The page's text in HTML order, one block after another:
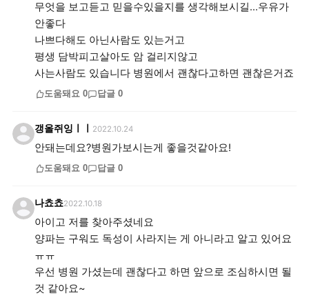
무엇을 보고듣고 믿을수있을지를 생각해보시길...우유가
안좋다
나쁘다해도 아닌사람도 있는거고
평생 담박피고살아도 암 걸리지않고
사는사람도 있습니다 병원에서 괜찮다고하면 괜찮은거죠
도움돼요 0 답글 0
갱올쥐잉ㅣㅣ 2022.10.24
도움돼요 0 답글 0
나쵸쵸2022.10.18
아이고 저를 찾아주셨네요
양파는 구워도 독성이 사라지는 게 아니라고 알고 있어요
ㅠㅠ
우선 병원 가셨는데 괜찮다고 하면 앞으로 조심하시면 될
것 같아요~